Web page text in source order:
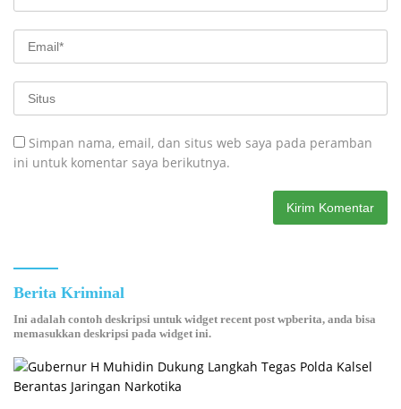
Simpan nama, email, dan situs web saya pada peramban
ini untuk komentar saya berikutnya.
Berita Kriminal
Ini adalah contoh deskripsi untuk widget recent post wpberita, anda bisa
memasukkan deskripsi pada widget ini.